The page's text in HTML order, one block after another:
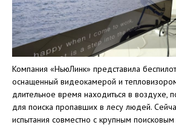
Компания «НьюЛинк» представила
оснащенный видеокамерой и
длительное время находиться в воздухе,
для поиска пропавших в лесу людей.
испытания совместно с крупным